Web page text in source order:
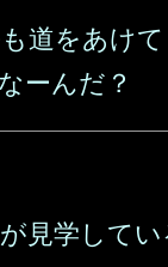
道をあけ
ーんだ？
見学して